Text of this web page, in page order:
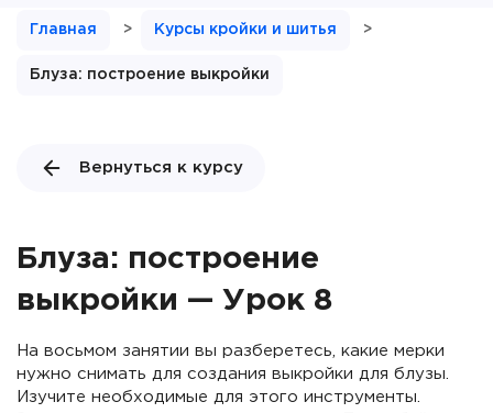
Главная > Курсы кройки и шитья >
Блуза: построение выкройки
Вернуться к курсу
Блуза: построение
выкройки — Урок 8
На восьмом занятии вы разберетесь, какие мерки
нужно снимать для создания выкройки для блузы.
Изучите необходимые для этого инструменты.